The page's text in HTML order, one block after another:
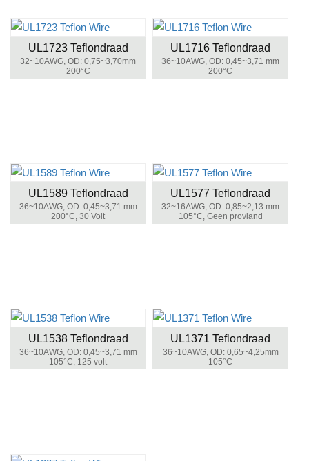
UL1723 Teflondraad
32~10AWG, OD: 0,75~3,70mm
200°C
UL1716 Teflondraad
36~10AWG, OD: 0,45~3,71 mm
200°C
UL1589 Teflondraad
36~10AWG, OD: 0,45~3,71 mm
200°C, 30 Volt
UL1577 Teflondraad
32~16AWG, OD: 0,85~2,13 mm
105°C, Geen proviand
UL1538 Teflondraad
36~10AWG, OD: 0,45~3,71 mm
105°C, 125 volt
UL1371 Teflondraad
36~10AWG, OD: 0,65~4,25mm
105°C